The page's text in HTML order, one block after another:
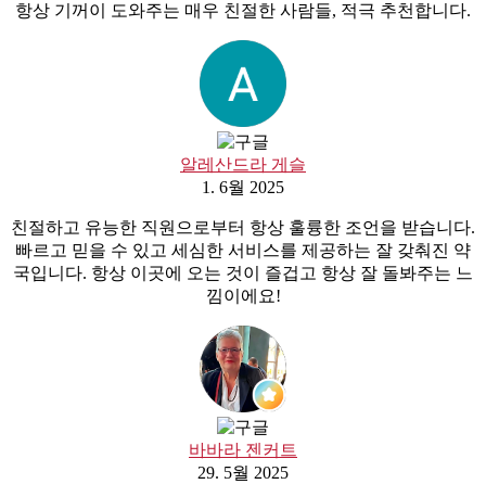
항상 기꺼이 도와주는 매우 친절한 사람들, 적극 추천합니다.
알레산드라 게슬
1. 6월 2025
친절하고 유능한 직원으로부터 항상 훌륭한 조언을 받습니다.
빠르고 믿을 수 있고 세심한 서비스를 제공하는 잘 갖춰진 약
국입니다. 항상 이곳에 오는 것이 즐겁고 항상 잘 돌봐주는 느
낌이에요!
바바라 젠커트
29. 5월 2025